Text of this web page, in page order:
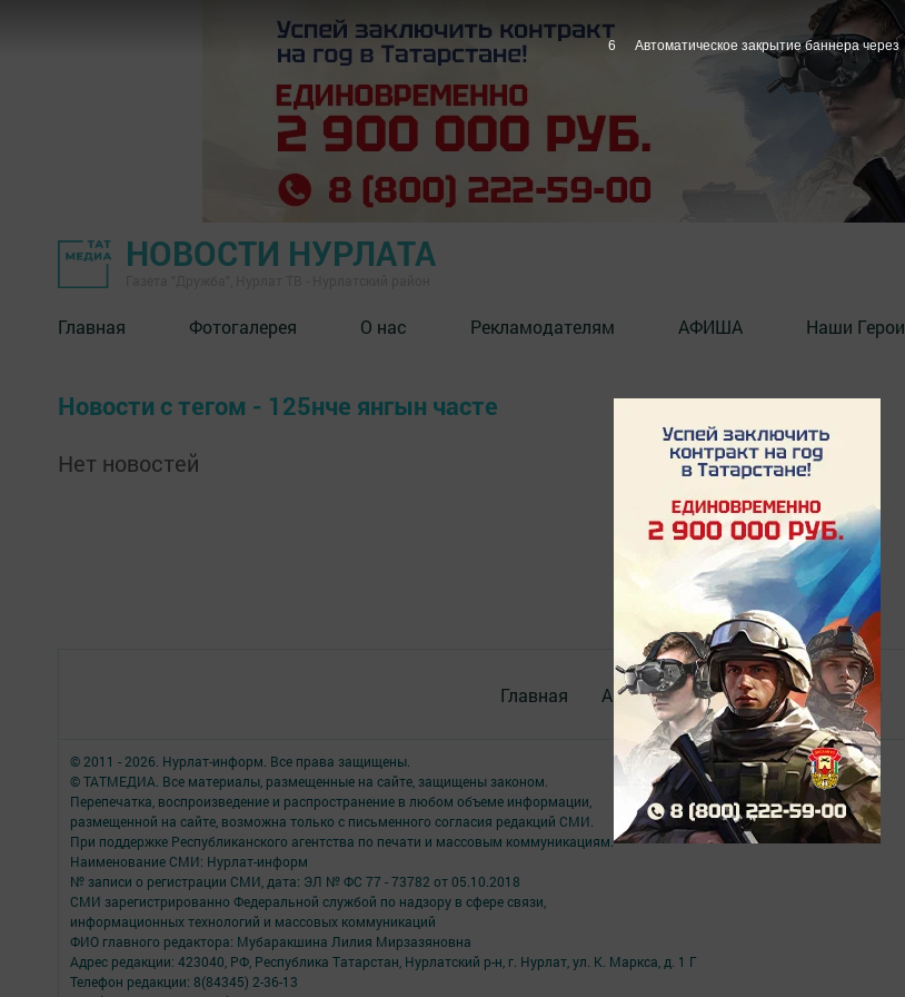
НОВОСТИ НУРЛАТА
Главная Фотогалерея О нас Рекламодателям АФИША Наши Герои
Новости с тегом - 125нче янгын часте
Нет новостей
Главная Актуальное видео Документы
© 2011 - 2026. Нурлат-⁠информ. Все права защищены.
© ТАТМЕДИА. Все материалы, размещенные на сайте, защищены законом.
Перепечатка, воспроизведение и распространение в любом объеме информации,
размещенной на сайте, возможна только с письменного согласия редакций СМИ.
При поддержке Республиканского агентства по печати и массовым коммуникациям.
Наименование СМИ: Нурлат-⁠информ
№ записи о регистрации СМИ, дата: ЭЛ № ФС 77 -⁠ 73782 от 05.10.2018
СМИ зарегистрированно Федеральной службой по надзору в сфере связи,
информационных технологий и массовых коммуникаций
ФИО главного редактора: Мубаракшина Лилия Мирзазяновна
Адрес редакции: 423040, РФ, Республика Татарстан, Нурлатский р-н, г. Нурлат, ул. К. Маркса, д. 1 Г
Телефон редакции: 8(84345) 2-36-13
6 Автоматическое закрытие баннера через